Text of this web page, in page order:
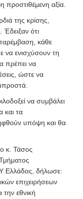
αξία.
της κρίσης,
Έδειξαν ότι
κάθε
να ενισχύσουν τη
πρέπει να
ώστε να
να συμβάλει
και τα
υπόψη και θα
κ. Τάσος
Ελλάδος, δήλωσε:
επιχειρήσεων
την εθνική